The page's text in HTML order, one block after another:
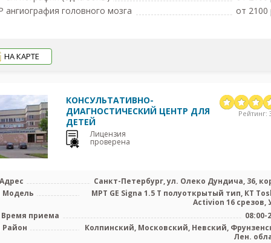
ангиография головного мозга
от 2100
НА КАРТЕ
КОНСУЛЬТАТИВНО-
ДИАГНОСТИЧЕСКИЙ ЦЕНТР ДЛЯ
ДЕТЕЙ
Лицензия
проверена
Рейтинг:
Санкт-Петербург, ул. Олеко Дундича, 36,
Модель
МРТ GE Signa 1.5 Т полуоткрытый тип, КТ
Activion 16 срезов,
Время приема
08:00-
Район
Колпинский, Московский, Невский,
Лен.